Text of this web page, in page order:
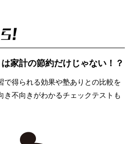
家計の節約だけじゃない！？
で得られる効果や塾ありとの比較を
き不向きがわかるチェックテストも